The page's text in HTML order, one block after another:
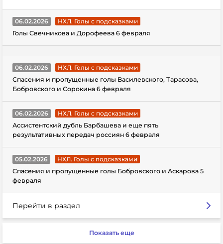
06.02.2026
НХЛ. Голы с подсказками
Голы Свечникова и Дорофеева 6 февраля
06.02.2026
НХЛ. Голы с подсказками
Спасения и пропущенные голы Василевского, Тарасова,
Бобровского и Сорокина 6 февраля
06.02.2026
НХЛ. Голы с подсказками
Ассистентский дубль Барбашева и еще пять
результативных передач россиян 6 февраля
05.02.2026
НХЛ. Голы с подсказками
Спасения и пропущенные голы Бобровского и Аскарова 5
февраля
Перейти в раздел
Показать еще